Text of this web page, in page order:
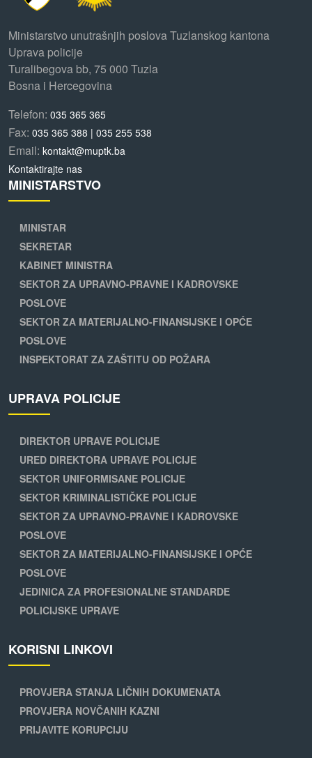
Ministarstvo unutrašnjih poslova Tuzlanskog kantona
Uprava policije
Turalibegova bb, 75 000 Tuzla
Bosna i Hercegovina
Telefon: 035 365 365
Fax: 035 365 388 | 035 255 538
Email: kontakt@muptk.ba
Kontaktirajte nas
MINISTARSTVO
MINISTAR
SEKRETAR
KABINET MINISTRA
SEKTOR ZA UPRAVNO-PRAVNE I KADROVSKE
POSLOVE
SEKTOR ZA MATERIJALNO-FINANSIJSKE I OPĆE
POSLOVE
INSPEKTORAT ZA ZAŠTITU OD POŽARA
UPRAVA POLICIJE
DIREKTOR UPRAVE POLICIJE
URED DIREKTORA UPRAVE POLICIJE
SEKTOR UNIFORMISANE POLICIJE
SEKTOR KRIMINALISTIČKE POLICIJE
SEKTOR ZA UPRAVNO-PRAVNE I KADROVSKE
POSLOVE
SEKTOR ZA MATERIJALNO-FINANSIJSKE I OPĆE
POSLOVE
JEDINICA ZA PROFESIONALNE STANDARDE
POLICIJSKE UPRAVE
KORISNI LINKOVI
PROVJERA STANJA LIČNIH DOKUMENATA
PROVJERA NOVČANIH KAZNI
PRIJAVITE KORUPCIJU